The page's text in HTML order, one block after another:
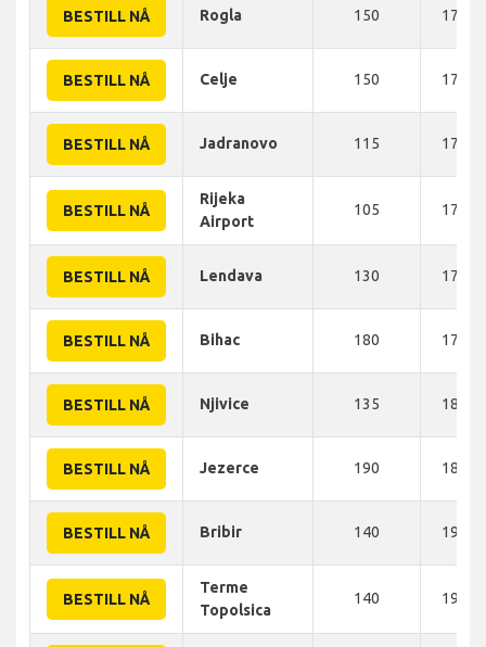
BESTILL NÅ Rogla 150 170
BESTILL NÅ Celje 150 170
BESTILL NÅ Jadranovo 115 170
BESTILL NÅ
Rijeka
Airport
105 170
BESTILL NÅ Lendava 130 175
BESTILL NÅ Bihac 180 175
BESTILL NÅ Njivice 135 180
BESTILL NÅ Jezerce 190 185
BESTILL NÅ Bribir 140 190
BESTILL NÅ
Terme
Topolsica
140 190